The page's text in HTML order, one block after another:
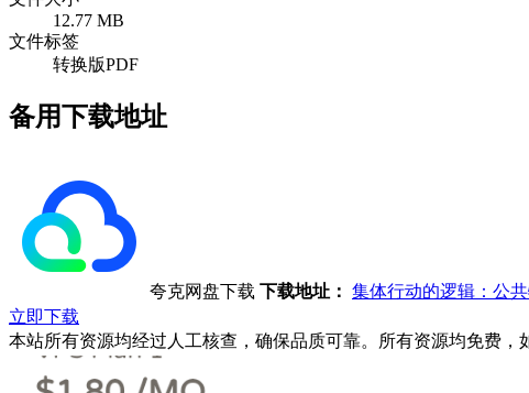
12.77 MB
文件标签
转换版PDF
备用下载地址
夸克网盘下载 下载地址： 集体行动的逻辑：公
立即下载
本站所有资源均经过人工核查，确保品质可靠。所有资源均免费